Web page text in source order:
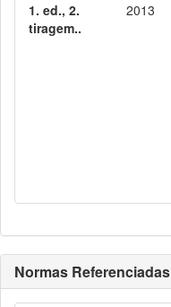
1. ed., 2.
tiragem..
2013
Normas Referenciadas